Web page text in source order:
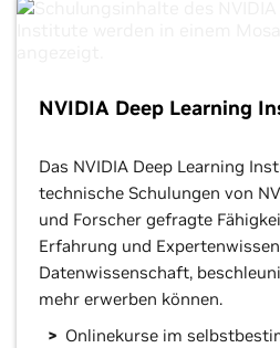
NVIDIA Deep Learning
Das NVIDIA Deep Learning
technische Schulungen von
und Forscher gefragte
Erfahrung und
Datenwissenschaft,
mehr erwerben können.
Onlinekurse im